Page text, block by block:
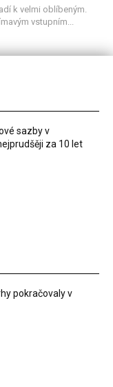
k velmi oblíbeným.
vstupním...
sazby v
za 10 let
pokračovaly v